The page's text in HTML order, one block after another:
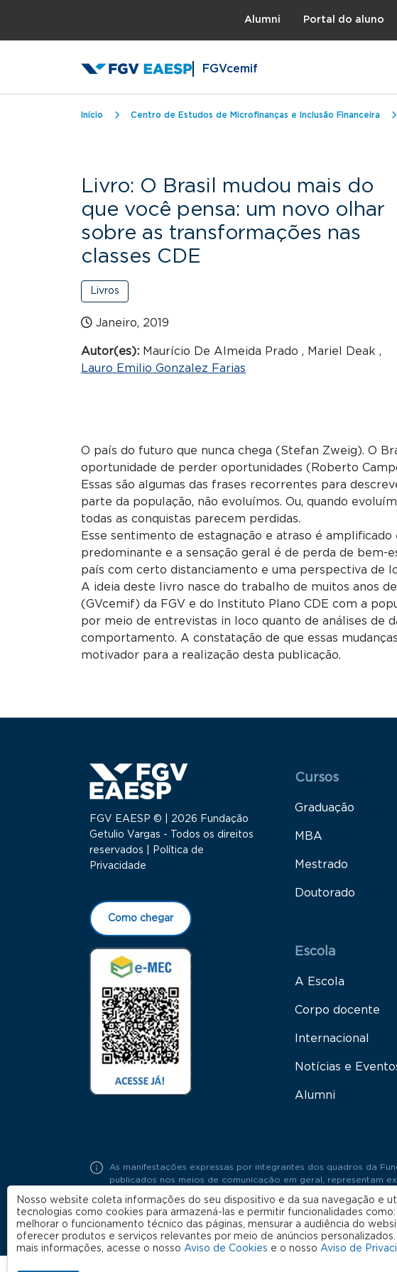
Alumni Portal do aluno
FGVcemif
Trilha de navegação
Início Centro de Estudos de Microfinanças e Inclusão Financeira
Livro: O Brasil mudou mais do
que você pensa: um novo olhar
sobre as transformações nas
classes CDE
Livros
Janeiro, 2019
Autor(es): Maurício De Almeida Prado , Mariel Deak ,
Lauro Emilio Gonzalez Farias
O país do futuro que nunca chega (Stefan Zweig). O
oportunidade de perder oportunidades (Roberto
Essas são algumas das frases recorrentes para
parte da população, não evoluímos. Ou, quando
todas as conquistas parecem perdidas.
Esse sentimento de estagnação e atraso é
predominante e a sensação geral é de perda de bem-
país com certo distanciamento e uma perspectiva de
A ideia deste livro nasce do trabalho de muitos anos
(GVcemif) da FGV e do Instituto Plano CDE com a
por meio de entrevistas in loco quanto de análises de
comportamento. A constatação de que essas
motivador para a realização desta publicação.
FGV EAESP © | 2026 Fundação
Getulio Vargas - Todos os direitos
reservados |
Política de
Privacidade
Como chegar
Menu Rodapé 1
Cursos
Graduação
MBA
Mestrado
Doutorado
Escola
A Escola
Corpo docente
Internacional
Notícias e
Alumni
As manifestações expressas por integrantes dos quadros da
publicados nos meios de comunicação em geral, representam
Nosso website coleta informações do seu dispositivo e da sua navegação e
tecnologias como cookies para armazená-las e permitir funcionalidades como:
melhorar o funcionamento técnico das páginas, mensurar a audiência do
oferecer produtos e serviços relevantes por meio de anúncios personalizados.
mais informações, acesse o nosso Aviso de Cookies e o nosso Aviso de